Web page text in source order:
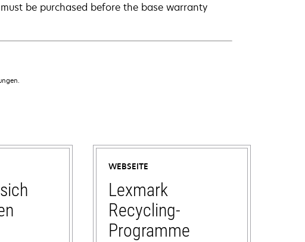
be purchased before the base warranty
WEBSEITE
Lexmark
Recycling-
Programme